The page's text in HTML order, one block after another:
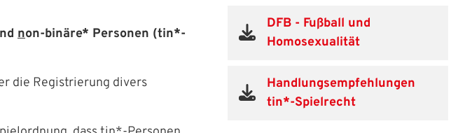
non-binäre* Personen (tin*-
die Registrierung divers
DFB - Fußball und
Homosexualität
Handlungsempfehlungen
tin*-Spielrecht